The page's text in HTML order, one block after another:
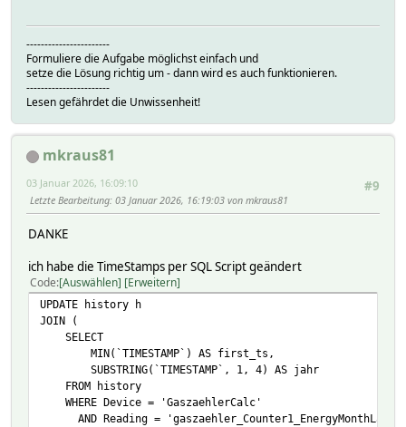
-----------------------
Formuliere die Aufgabe möglichst einfach und
setze die Lösung richtig um - dann wird es auch funktionieren.
-----------------------
Lesen gefährdet die Unwissenheit!
mkraus81
#9
03 Januar 2026, 16:09:10
Letzte Bearbeitung: 03 Januar 2026, 16:19:03 von mkraus81
DANKE
ich habe die TimeStamps per SQL Script geändert
Code Auswählen Erweitern
UPDATE history h
JOIN (
SELECT
MIN(`TIMESTAMP`) AS first_ts,
SUBSTRING(`TIMESTAMP`, 1, 4) AS jahr
FROM history
WHERE Device = 'GaszaehlerCalc'
AND Reading = 'gaszaehler_Counter1_EnergyMonthLast'